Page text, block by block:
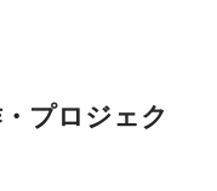
プロジェク